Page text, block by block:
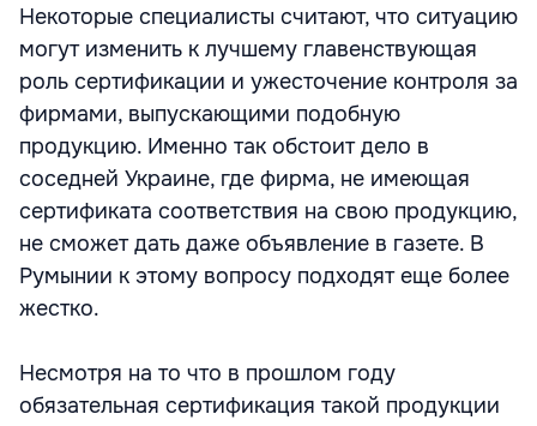
Некоторые специалисты считают, что ситуацию
могут изменить к лучшему главенствующая
роль сертификации и ужесточение контроля за
фирмами, выпускающими подобную
продукцию. Именно так обстоит дело в
соседней Украине, где фирма, не имеющая
сертификата соответствия на свою продукцию,
не сможет дать даже объявление в газете. В
Румынии к этому вопросу подходят еще более
жестко.
Несмотря на то что в прошлом году
обязательная сертификация такой продукции